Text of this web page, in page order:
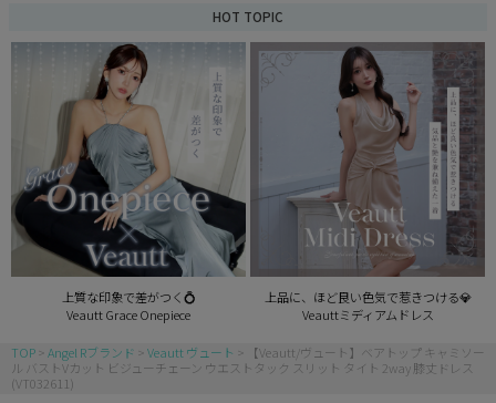
HOT TOPIC
上質な印象で差がつく💍
Veautt Grace Onepiece
上品に、ほど良い色気で惹きつける💎
Veauttミディアムドレス
TOP Angel Rブランド Veautt ヴュート
【Veautt/ヴュート】ベアトップ キャミソー
ル バストVカット ビジューチェーン ウエストタック スリット タイト 2way 膝丈ドレス
(VT032611)